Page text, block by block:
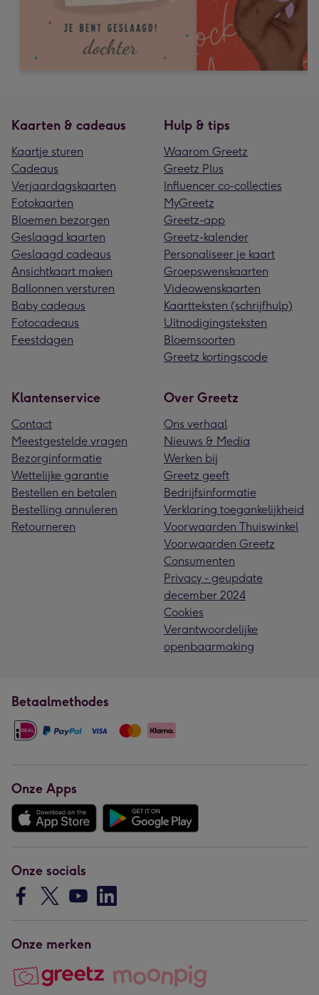
Kaarten & cadeaus
Kaartje sturen
Cadeaus
Verjaardagskaarten
Fotokaarten
Bloemen bezorgen
Geslaagd kaarten
Geslaagd cadeaus
Ansichtkaart maken
Ballonnen versturen
Baby cadeaus
Fotocadeaus
Feestdagen
Hulp & tips
Waarom Greetz
Greetz Plus
Influencer co-collecties
MyGreetz
Greetz-app
Greetz-kalender
Personaliseer je kaart
Groepswenskaarten
Videowenskaarten
Kaartteksten (schrijfhulp)
Uitnodigingsteksten
Bloemsoorten
Greetz kortingscode
Klantenservice
Contact
Meestgestelde vragen
Bezorginformatie
Wettelijke garantie
Bestellen en betalen
Bestelling annuleren
Retourneren
Over Greetz
Ons verhaal
Nieuws & Media
Werken bij
Greetz geeft
Bedrijfsinformatie
Verklaring toegankelijkheid
Voorwaarden Thuiswinkel
Voorwaarden Greetz
Consumenten
Privacy - geupdate
december 2024
Cookies
Verantwoordelijke
openbaarmaking
Betaalmethodes
Onze Apps
Onze socials
Onze merken